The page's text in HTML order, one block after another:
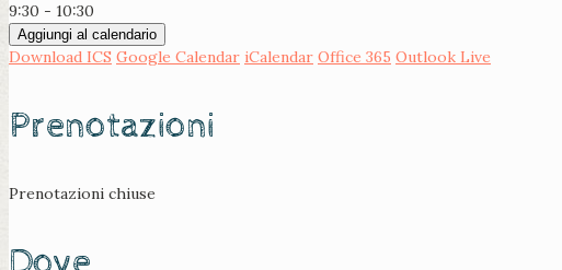
9:30 - 10:30
Aggiungi al calendario
Download ICS Google Calendar iCalendar Office 365 Outlook Live
Prenotazioni
Prenotazioni chiuse